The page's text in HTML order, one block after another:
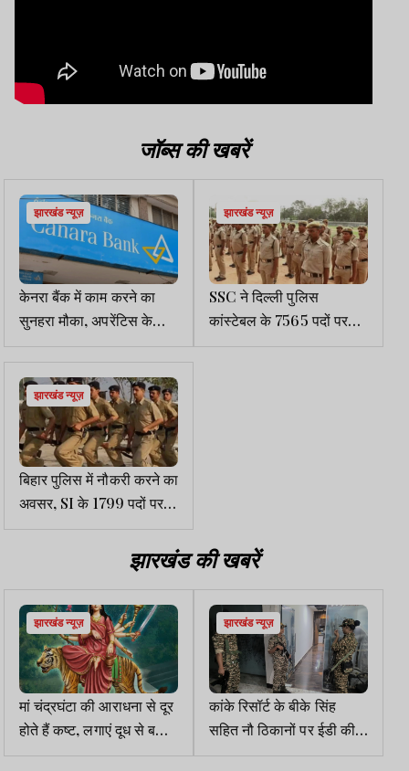
जॉब्स की खबरें
झारखंड न्यूज़
केनरा बैंक में काम करने का
सुनहरा मौका, अपरेंटिस के
3500 पदों पर वैकेंसी
झारखंड न्यूज़
SSC ने दिल्ली पुलिस
कांस्टेबल के 7565 पदों पर
निकाली भर्ती
झारखंड न्यूज़
बिहार पुलिस में नौकरी करने का
अवसर, SI के 1799 पदों पर
निकली वैकेंसी
झारखंड की खबरें
झारखंड न्यूज़
मां चंद्रघंटा की आराधना से दूर
होते हैं कष्ट, लगाएं दूध से बनी
चीजों का भोग
झारखंड न्यूज़
कांके रिसॉर्ट के बीके सिंह
सहित नौ ठिकानों पर ईडी की
छापेमारी समाप्त, 60 लाख